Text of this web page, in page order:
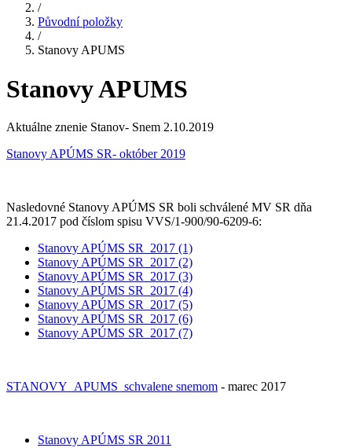
/
Původní položky
/
Stanovy APUMS
Stanovy APUMS
Aktuálne znenie Stanov- Snem 2.10.2019
Stanovy APÚMS SR- október 2019
Nasledovné Stanovy APÚMS SR boli schválené MV SR dňa
21.4.2017 pod číslom spisu VVS/1-900/90-6209-6:
Stanovy APÚMS SR_2017 (1)
Stanovy APÚMS SR_2017 (2)
Stanovy APÚMS SR_2017 (3)
Stanovy APÚMS SR_2017 (4)
Stanovy APÚMS SR_2017 (5)
Stanovy APÚMS SR_2017 (6)
Stanovy APÚMS SR_2017 (7)
STANOVY_APUMS_schvalene snemom - marec 2017
Stanovy APÚMS SR 2011